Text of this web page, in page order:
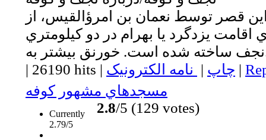
قصر توسط نعمان بن امرؤالقيس، از
اقامت يزدگرد يا بهرام در دو كيلومتري
| 26190 hits | چاپ | نامه الکترونیک |
مسجدهاي مشهور كوفه
Currently
2.79/5
2.8/5 (129 votes)